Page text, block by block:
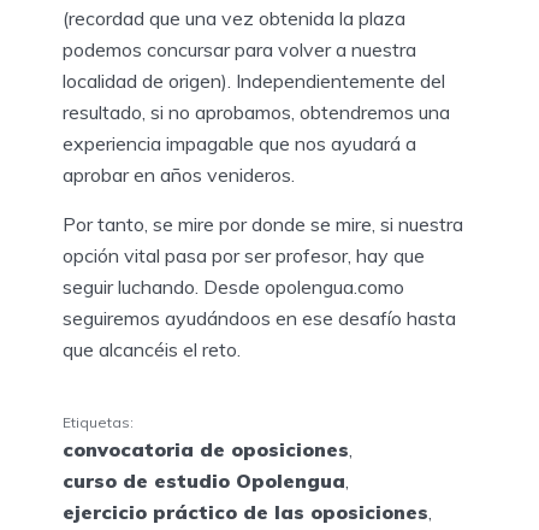
(recordad que una vez obtenida la plaza
podemos concursar para volver a nuestra
localidad de origen). Independientemente del
resultado, si no aprobamos, obtendremos una
experiencia impagable que nos ayudará a
aprobar en años venideros.
Por tanto, se mire por donde se mire, si nuestra
opción vital pasa por ser profesor, hay que
seguir luchando. Desde opolengua.como
seguiremos ayudándoos en ese desafío hasta
que alcancéis el reto.
Etiquetas:
convocatoria de oposiciones,
curso de estudio Opolengua,
ejercicio práctico de las oposiciones,